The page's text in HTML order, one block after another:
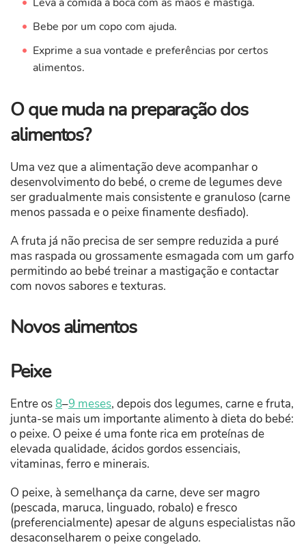
Bebe por um copo com ajuda.
Exprime a sua vontade e preferências por certos
alimentos.
O que muda na preparação dos
alimentos?
Uma vez que a alimentação deve acompanhar o
desenvolvimento do bebé, o creme de legumes deve
ser gradualmente mais consistente e granuloso (carne
menos passada e o peixe finamente desfiado).
A fruta já não precisa de ser sempre reduzida a puré
mas raspada ou grossamente esmagada com um garfo
permitindo ao bebé treinar a mastigação e contactar
com novos sabores e texturas.
Novos alimentos
Peixe
Entre os8–9 meses, depois dos legumes, carne e fruta,
junta-se mais um importante alimento à dieta do bebé:
o peixe. O peixe é uma fonte rica em proteínas de
elevada qualidade, ácidos gordos essenciais,
vitaminas, ferro e minerais.
O peixe, à semelhança da carne, deve ser magro
(pescada, maruca, linguado, robalo) e fresco
(preferencialmente) apesar de alguns especialistas não
desaconselharem o peixe congelado.